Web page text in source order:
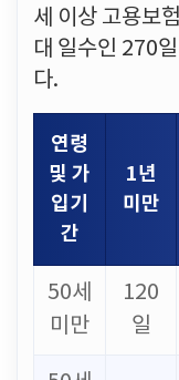
세 이상 고용보
대 일수인 270
다.
연령
및 가
입기
간
1년
미만
50세
미만
120
일